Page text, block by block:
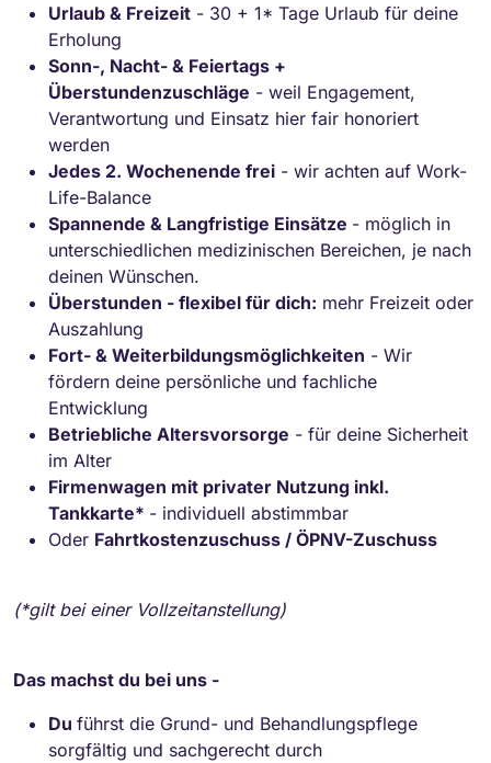
Urlaub & Freizeit - 30 + 1* Tage Urlaub für deine
Erholung
Sonn-, Nacht- & Feiertags +
Überstundenzuschläge - weil Engagement,
Verantwortung und Einsatz hier fair honoriert
werden
Jedes 2. Wochenende frei - wir achten auf Work-
Life-Balance
Spannende & Langfristige Einsätze - möglich in
unterschiedlichen medizinischen Bereichen, je nach
deinen Wünschen.
Überstunden - flexibel für dich: mehr Freizeit oder
Auszahlung
Fort- & Weiterbildungsmöglichkeiten - Wir
fördern deine persönliche und fachliche
Entwicklung
Betriebliche Altersvorsorge - für deine Sicherheit
im Alter
Firmenwagen mit privater Nutzung inkl.
Tankkarte* - individuell abstimmbar
Oder Fahrtkostenzuschuss / ÖPNV-Zuschuss
(*gilt bei einer Vollzeitanstellung)
Das machst du bei uns -
Du führst die Grund- und Behandlungspflege
sorgfältig und sachgerecht durch